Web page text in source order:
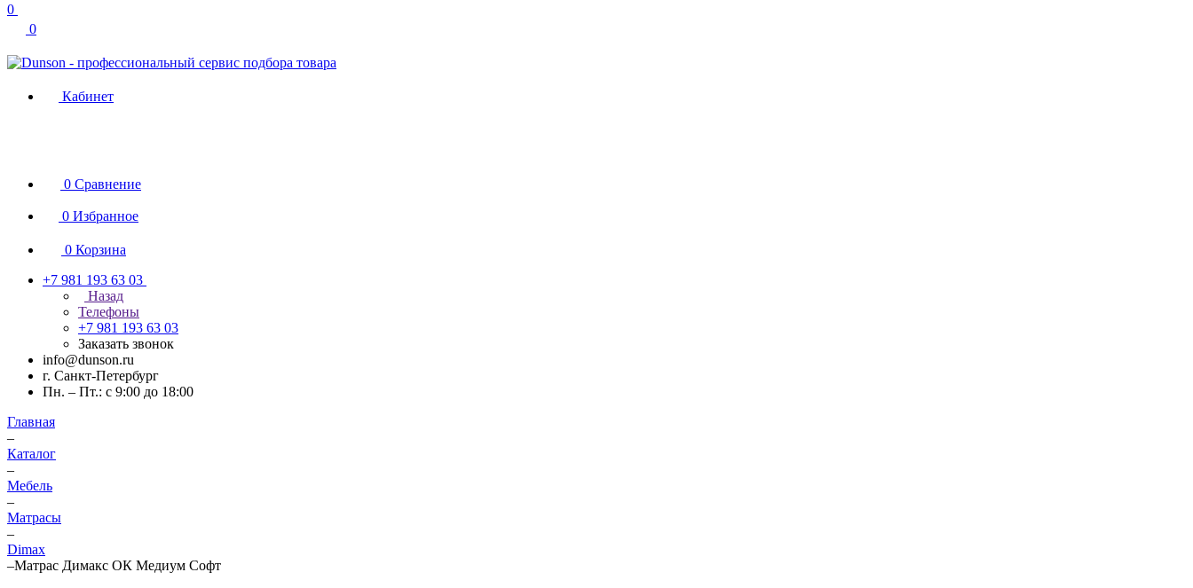
0
0
Кабинет
0 Сравнение
0 Избранное
0 Корзина
+7 981 193 63 03
Назад
Телефоны
+7 981 193 63 03
Заказать звонок
info@dunson.ru
г. Санкт-Петербург
Пн. – Пт.: с 9:00 до 18:00
Главная
–
Каталог
–
Мебель
–
Матрасы
–
Dimax
–Матрас Димакс ОК Медиум Софт